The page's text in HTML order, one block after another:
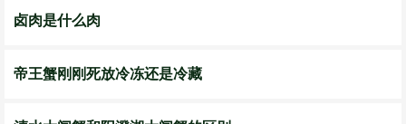
卤肉是什么肉
帝王蟹刚刚死放冷冻还是冷藏